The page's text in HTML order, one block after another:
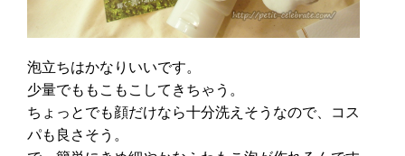
泡立ちはかなりいいです。
少量でももこもこしてきちゃう。
ちょっとでも顔だけなら十分洗えそうなので、コス
パも良さそう。